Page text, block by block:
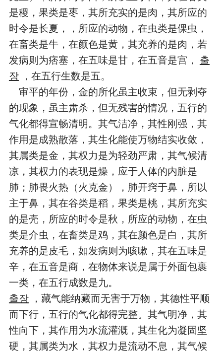
是稷，果类是枣，其所充实的是肉，其所应的
时令是长夏，，所应的动物，在虫类是倮虫，
在畜类是牛，在颜色是黄，其充养的是肉，若
发病则为痞塞，在五味是甘，在五音是宫， 출
장，在五行生数是五。
审平的年份，金的所化虽主收束，但无剥夺
的现象，虽主肃杀，但无残害的情况，五行的
气化都得宣畅清明。其气洁净，其性刚强，其
作用是成熟散落，其生化能使万物结实收敛，
其属类是金，其权力是为轻劲严肃，其气候清
凉，其权力的表现是燥，应于人体的内脏是
肺；肺畏火热（火克金），肺开窍于鼻，所以
主于鼻，其在谷类是稻，果类是桃，其所充实
的是壳，所应的时令是秋，所应的动物，在虫
类是介虫，在畜类是鸡，其在颜色是白，其所
充养的是皮毛，如发病则为咳嗽，其在五味是
辛，在五音是商，在物体来说是属于外面包裹
一类，在五行成数是九。
출장，藏气能纳藏而无害于万物，其德性平顺
而下行，五行的气化都得完整。其气明净，其
性向下，其作用为水流灌溉，其生化为凝固坚
硬，其属类为水，其权力是流动不息，其气候